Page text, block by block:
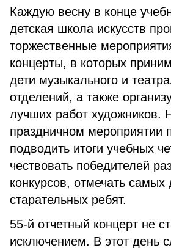
Каждую весну в конце
детская школа искусств
торжественные
концерты, в которых
дети музыкального и
отделений, а также
лучших работ художников.
праздничном мероприятии
подводить итоги учебных
чествовать победителей
конкурсов, отмечать самых
старательных ребят.
55-й отчетный концерт не
исключением. В этот день